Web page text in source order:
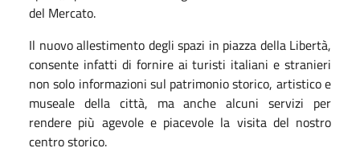
del Mercato.
Il nuovo allestimento degli spazi in piazza della Libertà,
consente infatti di fornire ai turisti italiani e stranieri
non solo informazioni sul patrimonio storico, artistico e
museale della città, ma anche alcuni servizi per
rendere più agevole e piacevole la visita del nostro
centro storico.